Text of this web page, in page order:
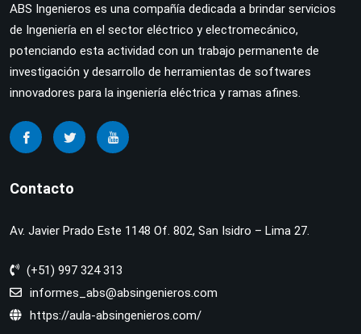
ABS Ingenieros es una compañía dedicada a brindar servicios
de Ingeniería en el sector eléctrico y electromecánico,
potenciando esta actividad con un trabajo permanente de
investigación y desarrollo de herramientas de softwares
innovadores para la ingeniería eléctrica y ramas afines.
Contacto
Av. Javier Prado Este 1148 Of. 802, San Isidro – Lima 27.
(+51) 997 324 313
informes_abs@absingenieros.com
https://aula-absingenieros.com/